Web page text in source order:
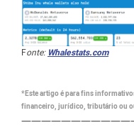
Fonte: Whalestats.com
*Este artigo é para fins
financeiro, jurídico, tributário ou